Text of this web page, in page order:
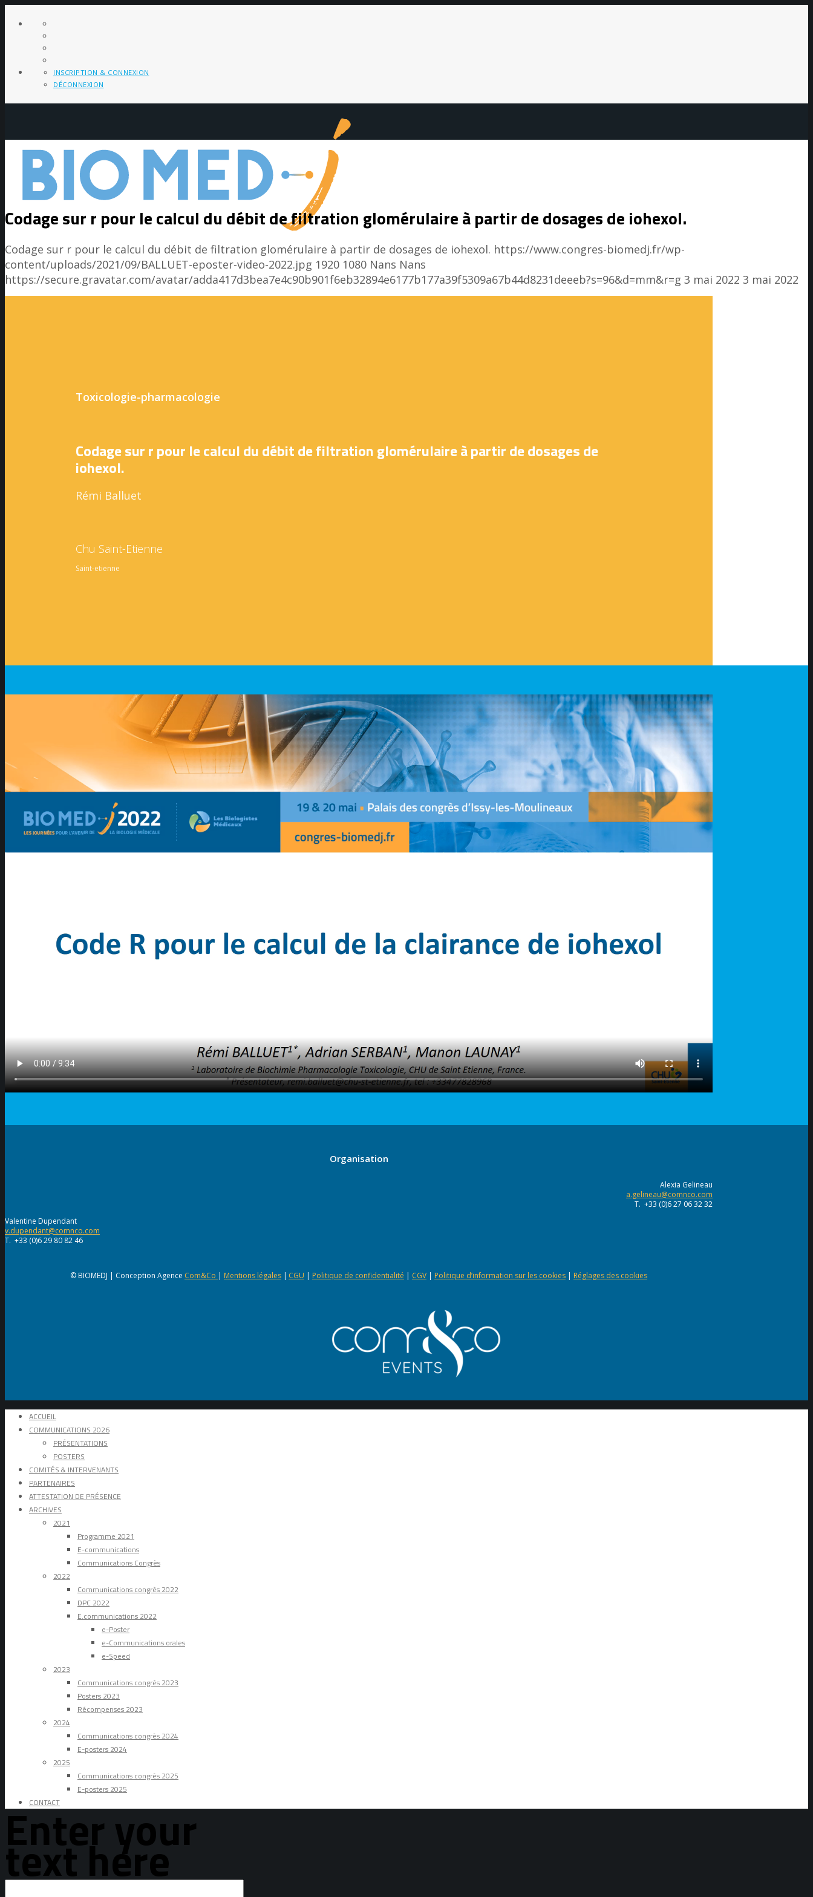
INSCRIPTION & CONNEXION
DÉCONNEXION
Codage sur r pour le calcul du débit de filtration glomérulaire à partir de dosages de iohexol.
Codage sur r pour le calcul du débit de filtration glomérulaire à partir de dosages de iohexol. https://www.congres-biomedj.fr/wp-
content/uploads/2021/09/BALLUET-eposter-video-2022.jpg 1920 1080 Nans Nans
https://secure.gravatar.com/avatar/adda417d3bea7e4c90b901f6eb32894e6177b177a39f5309a67b44d8231deeeb?s=96&d=mm&r=g 3 mai 2022 3 mai 2022
Toxicologie-pharmacologie
Codage sur r pour le calcul du débit de filtration glomérulaire à partir de dosages de
iohexol.
Rémi Balluet
Chu Saint-Etienne
Saint-etienne
Organisation
Alexia Gelineau
a.gelineau@comnco.com
T. +33 (0)6 27 06 32 32
Valentine Dupendant
v.dupendant@comnco.com
T. +33 (0)6 29 80 82 46
© BIOMEDJ | Conception Agence Com&Co | Mentions légales | CGU | Politique de confidentialité | CGV | Politique d’information sur les cookies | Réglages des cookies
ACCUEIL
COMMUNICATIONS 2026
PRÉSENTATIONS
POSTERS
COMITÉS & INTERVENANTS
PARTENAIRES
ATTESTATION DE PRÉSENCE
ARCHIVES
2021
Programme 2021
E-communications
Communications Congrès
2022
Communications congrès 2022
DPC 2022
E.communications 2022
e-Poster
e-Communications orales
e-Speed
2023
Communications congrès 2023
Posters 2023
Récompenses 2023
2024
Communications congrès 2024
E-posters 2024
2025
Communications congrès 2025
E-posters 2025
CONTACT
Enter your
text here